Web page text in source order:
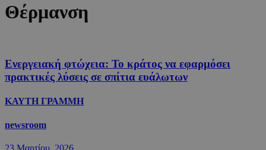
Θέρμανση
Ενεργειακή φτώχεια: Το κράτος να εφαρμόσει
πρακτικές λύσεις σε σπίτια ευάλωτων
ΚΑΥΤΗ ΓΡΑΜΜΗ
newsroom
23 Μαρτίου, 2026